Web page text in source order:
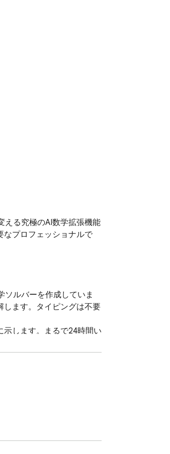
える究極のAI数学拡張機能
なプロフェッショナルで
ソルバーを作成していま
します。タイピングは不要
します。まるで24時間い
シート、オンライン記
な段階に分解された各問